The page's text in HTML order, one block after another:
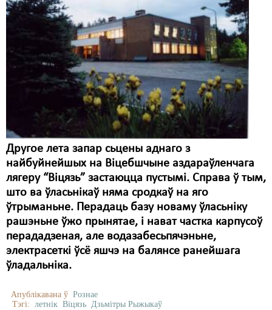
Другое лета запар сьцены аднаго з
найбуйнейшых на Віцебшчыне аздараўленчага
лягеру “Віцязь” застаюцца пустымі. Справа ў тым,
што ва ўласьнікаў няма сродкаў на яго
ўтрыманьне. Перадаць базу новаму ўласьніку
рашэньне ўжо прынятае, і нават частка карпусоў
перададзеная, але водазабесьпячэньне,
электрасеткі ўсё яшчэ на балянсе ранейшага
ўладальніка.
Апублікавана ў Рознае
Тэгі: летнік Віцязь Дзьмітры Рыжыкаў